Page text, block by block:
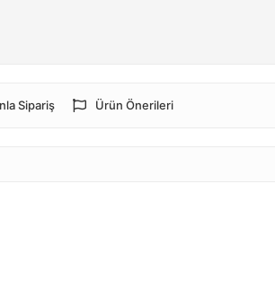
Sipariş Ürün Önerileri